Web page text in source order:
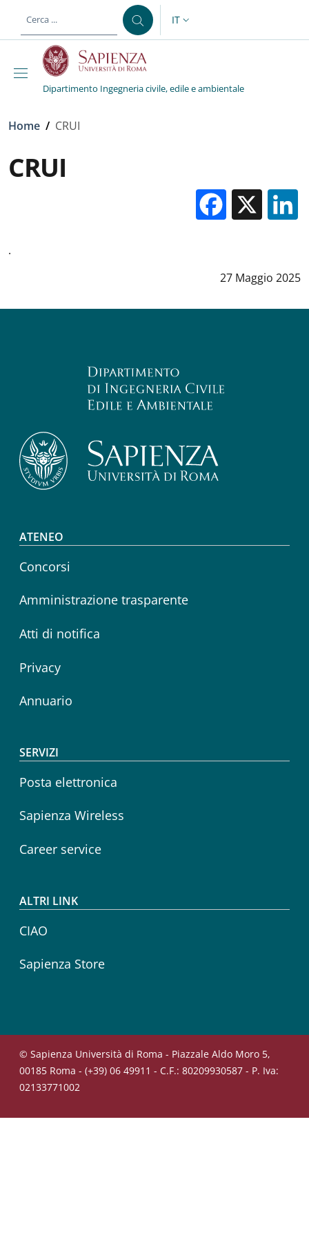
al contenuto principale
SELETTORE LINGUA:
IT
Dipartimento Ingegneria civile, edile e ambientale
Briciole di pane
Home / CRUI
CRUI
X
.
Data notizia:
27 Maggio 2025
Footer menu
ATENEO
Concorsi
Amministrazione trasparente
Atti di notifica
Privacy
Annuario
SERVIZI
Posta elettronica
Sapienza Wireless
Career service
ALTRI LINK
CIAO
Sapienza Store
© Sapienza Università di Roma - Piazzale Aldo Moro 5,
00185 Roma - (+39) 06 49911 - C.F.: 80209930587 - P. Iva:
02133771002